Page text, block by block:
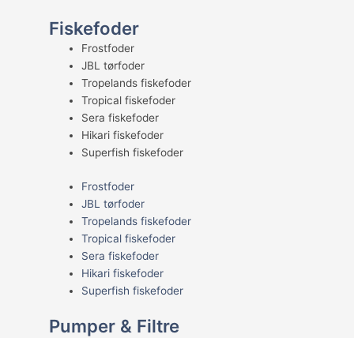
Fiskefoder
Frostfoder
JBL tørfoder
Tropelands fiskefoder
Tropical fiskefoder
Sera fiskefoder
Hikari fiskefoder
Superfish fiskefoder
Frostfoder
JBL tørfoder
Tropelands fiskefoder
Tropical fiskefoder
Sera fiskefoder
Hikari fiskefoder
Superfish fiskefoder
Pumper & Filtre